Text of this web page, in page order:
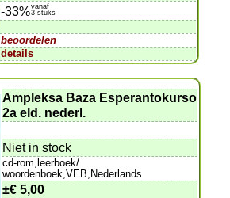
-33%vanaf
3 stuks
beoordelen
details
Ampleksa Baza Esperantokurso
2a eld. nederl.
Niet in stock
cd-rom,leerboek/
woordenboek,VEB,Nederlands
±€ 5,00